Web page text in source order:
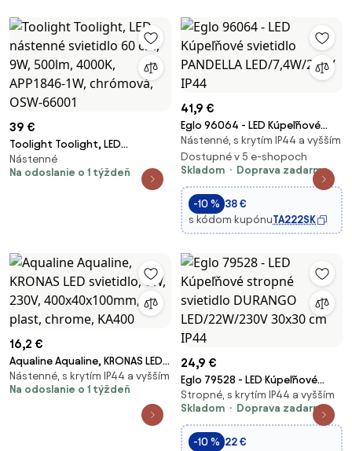
39 €
Toolight Toolight, LED
nástenné svietidlo 60 cm, 9W,
500lm, 4000K, APP1846-1W,
Nástenné
Na odoslanie o 1 týždeň
41,9 €
Eglo 96064 - LED Kúpeľňové
svietidlo PANDELLA
LED/7,4W/230V IP44
Nástenné, s krytím IP44 a vyšším
Dostupné v 5 e-shopoch
Skladom
Doprava zadarmo
-10 % 38 €
s kódom kupónuTA222SK
16,2 €
Aqualine Aqualine, KRONAS LED
svietidlo, 6W, 230V,
400x40x100mm, plast,
Nástenné, s krytím IP44 a vyšším
Na odoslanie o 1 týždeň
24,9 €
Eglo 79528 - LED Kúpeľňové
stropné svietidlo DURANGO
LED/22W/230V 30x30 cm IP44
Stropné, s krytím IP44 a vyšším
Skladom
Doprava zadarmo
-10 % 22 €